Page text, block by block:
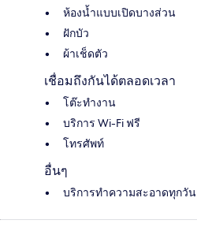
ห้องน้ำแบบเปิดบางส่วน
ฝักบัว
ผ้าเช็ดตัว
เชื่อมถึงกันได้ตลอดเวลา
โต๊ะทำงาน
บริการ Wi-Fi ฟรี
โทรศัพท์
อื่นๆ
บริการทำความสะอาดทุกวัน